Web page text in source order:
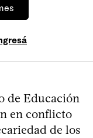
de Educación
en conflicto
de los